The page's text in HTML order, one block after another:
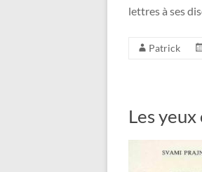
lettres à ses
Patrick
Les